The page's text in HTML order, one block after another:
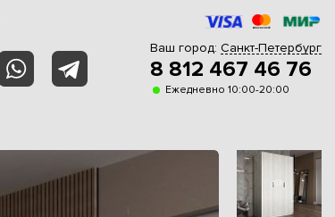
Ваш город: Санкт-Петербург
8 812 467 46 76
Ежедневно 10:00-20:00